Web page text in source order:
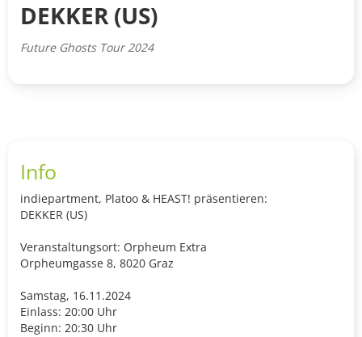
DEKKER (US)
Future Ghosts Tour 2024
Info
indiepartment, Platoo & HEAST! präsentieren:
DEKKER (US)
Veranstaltungsort: Orpheum Extra
Orpheumgasse 8, 8020 Graz
Samstag, 16.11.2024
Einlass: 20:00 Uhr
Beginn: 20:30 Uhr